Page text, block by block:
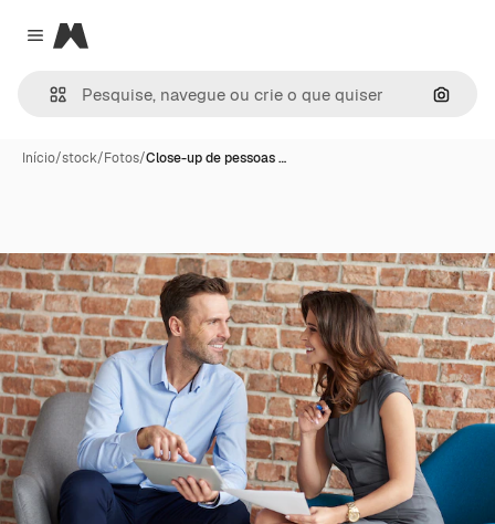
Close menu
Magnific
Início/stock/Fotos/Close-up de pessoas …